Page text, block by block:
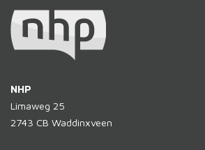
NHP
Limaweg 25
2743 CB Waddinxveen